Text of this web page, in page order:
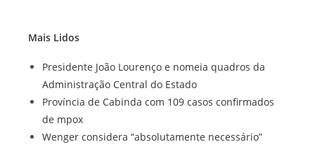
Mais Lidos
Presidente João Lourenço e nomeia quadros da
Administração Central do Estado
Província de Cabinda com 109 casos confirmados
de mpox
Wenger considera “absolutamente necessário”